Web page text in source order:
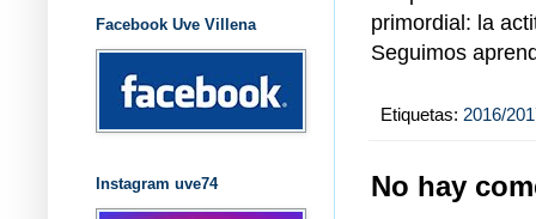
primordial: la
Seguimos
Etiquetas: 2016/
No hay
Facebook Uve Villena
Instagram uve74